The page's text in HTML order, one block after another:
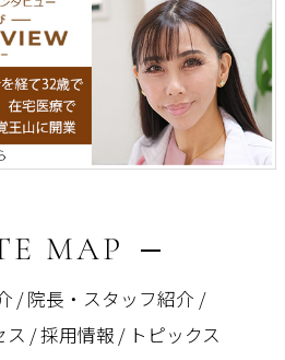
MAP
院長・スタッフ紹介
ス
採用情報 トピックス